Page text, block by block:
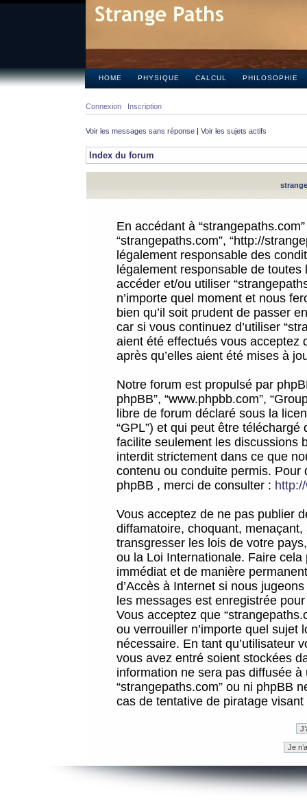
HOME PHYSIQUE CALCUL PHILOSOPHIE
Connexion Inscription
Voir les messages sans réponse | Voir les sujets actifs
Index du forum
En accédant à
“strangepaths.com”, “http://
légalement responsable des
légalement responsable de
accéder et/ou utiliser
n’importe quel moment et nous
bien qu’il soit prudent de passer
car si vous continuez d’utiliser
aient été effectués vous acceptez
après qu’elles aient été mises à
Notre forum est propulsé par
phpBB”, “www.phpbb.com”,
libre de forum déclaré sous la
“GPL”) et qui peut être téléchargé
facilite seulement les discussions
interdit strictement dans ce que
contenu ou conduite permis.
phpBB , merci de consulter :
Vous acceptez de ne pas publier
diffamatoire, choquant,
transgresser les lois de votre
ou la Loi Internationale. Faire
immédiat et de manière
d’Accès à Internet si nous
les messages est enregistrée
Vous acceptez que
ou verrouiller n’importe quel sujet
nécessaire. En tant qu’utilisateur
vous avez entré soient stockées
information ne sera pas diffusée
“strangepaths.com” ou ni phpBB
cas de tentative de piratage